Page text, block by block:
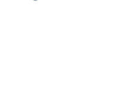
ecosistema.